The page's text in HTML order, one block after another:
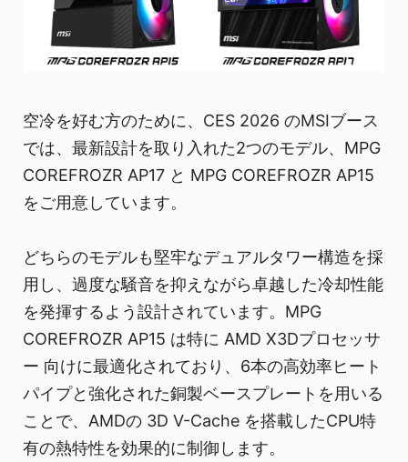
空冷を好む方のために、CES 2026 のMSIブース
では、最新設計を取り入れた2つのモデル、MPG
COREFROZR AP17 と MPG COREFROZR AP15
をご用意しています。
どちらのモデルも堅牢なデュアルタワー構造を採
用し、過度な騒音を抑えながら卓越した冷却性能
を発揮するよう設計されています。MPG
COREFROZR AP15 は特に AMD X3Dプロセッサ
ー 向けに最適化されており、6本の高効率ヒート
パイプと強化された銅製ベースプレートを用いる
ことで、AMDの 3D V-Cache を搭載したCPU特
有の熱特性を効果的に制御します。